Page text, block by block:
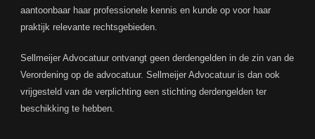
aantoonbaar haar professionele kennis en kunde op voor haar
praktijk relevante rechtsgebieden.
Sellmeijer Advocatuur ontvangt geen derdengelden in de zin van de
Verordening op de advocatuur. Sellmeijer Advocatuur is dan ook
vrijgesteld van de verplichting een stichting derdengelden ter
beschikking te hebben.